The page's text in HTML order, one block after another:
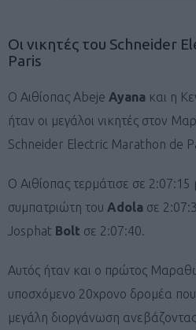
Οι νικητές του Schneider
Paris
Ο Αιθίοπας Abeje Ayana και η
ήταν οι μεγάλοι νικητές στον
Schneider Electric Marathon de
O Αιθίοπας τερμάτισε σε
συμπατριώτη του Adola σε
Josphat Bolt σε 2:07:40.
Αυτός ήταν και ο πρώτος
υποσχόμενο 20χρονο δρομέα
μεγάλη διοργάνωση